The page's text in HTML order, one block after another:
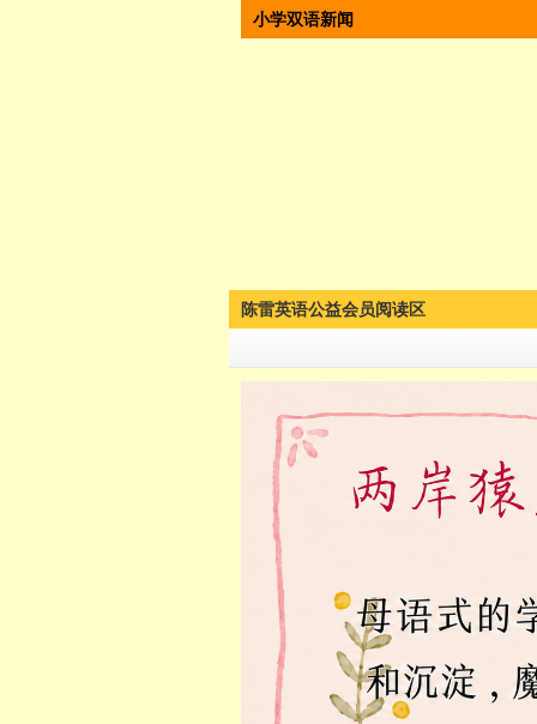
小学双语新闻
陈雷英语公益会员阅读区